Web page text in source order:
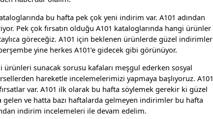
bu hafta pek çok yeni indirim var. A101 adından
Pek çok fırsatın olduğu A101 kataloglarında hangi ürünler
göreceğiz. A101 için beklenen ürünlerde güzel indirimler
yine herkes A101’e gidecek gibi görünüyor.
ürünleri sunacak sorusu kafaları meşgul ederken sosyal
hareketle incelemelerimizi yapmaya başlıyoruz. A101
var. A101 ilk olarak bu hafta söylemek gerekir ki güzel
gelen ve hatta bazı haftalarda gelmeyen indirimler bu hafta
indirim incelemeleri ile devam edelim.